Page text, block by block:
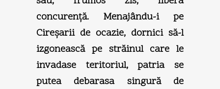
concurenţă. Menajându-i pe
Cireşarii de ocazie, dornici să-l
izgonească pe străinul care le
invadase teritoriul, patria se
putea debarasa singură de